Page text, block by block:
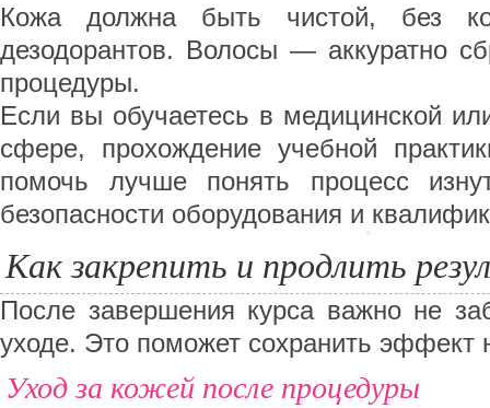
Кожа должна быть чистой, без
дезодорантов. Волосы — аккуратно
процедуры.
Если вы обучаетесь в медицинской
сфере, прохождение учебной
помочь лучше понять процесс
безопасности оборудования и
Как закрепить и продлить
После завершения курса важно не
уходе. Это поможет сохранить эффект
Уход за кожей после процедуры